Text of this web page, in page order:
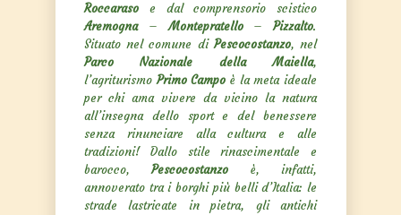
Roccaraso e dal comprensorio scistico
Aremogna–Montepratello–Pizzalto.
Situato nel comune diPescocostanzo, nel
Parco Nazionale della Maiella,
l’agriturismoPrimo Campo è la meta ideale
per chi ama vivere da vicino la natura
all’insegna dello sport e del benessere
senza rinunciare alla cultura e alle
tradizioni! Dallo stile rinascimentale e
barocco,Pescocostanzo è, infatti,
annoverato tra i borghi più belli d’Italia: le
strade lastricate in pietra, gli antichi